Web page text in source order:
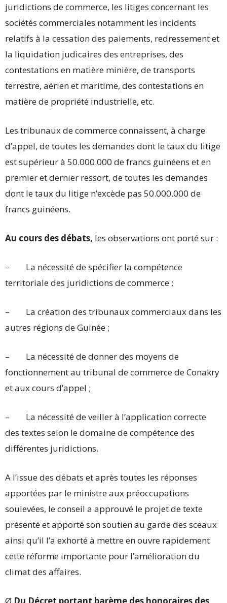
juridictions de commerce, les litiges concernant les
sociétés commerciales notamment les incidents
relatifs à la cessation des paiements, redressement et
la liquidation judicaires des entreprises, des
contestations en matière minière, de transports
terrestre, aérien et maritime, des contestations en
matière de propriété industrielle, etc.
Les tribunaux de commerce connaissent, à charge
d’appel, de toutes les demandes dont le taux du litige
est supérieur à 50.000.000 de francs guinéens et en
premier et dernier ressort, de toutes les demandes
dont le taux du litige n’excède pas 50.000.000 de
francs guinéens.
Au cours des débats, les observations ont porté sur :
– La nécessité de spécifier la compétence
territoriale des juridictions de commerce ;
– La création des tribunaux commerciaux dans les
autres régions de Guinée ;
– La nécessité de donner des moyens de
fonctionnement au tribunal de commerce de Conakry
et aux cours d’appel ;
– La nécessité de veiller à l’application correcte
des textes selon le domaine de compétence des
différentes juridictions.
A l’issue des débats et après toutes les réponses
apportées par le ministre aux préoccupations
soulevées, le conseil a approuvé le projet de texte
présenté et apporté son soutien au garde des sceaux
ainsi qu’il l’a exhorté à mettre en ouvre rapidement
cette réforme importante pour l’amélioration du
climat des affaires.
Ø Du Décret portant barème des honoraires des